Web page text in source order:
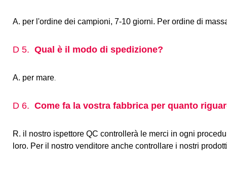
A. per l'ordine dei campioni, 7-10 giorni. Per ordine di
D 5. Qual è il modo di spedizione?
A. per mare.
D 6. Come fa la vostra fabbrica per quanto
R. il nostro ispettore QC controllerà le merci in ogni
loro. Per il nostro venditore anche controllare i nostri